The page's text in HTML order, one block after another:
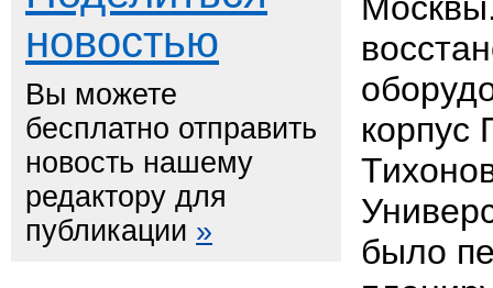
новостью
Вы можете
бесплатно отправить
новость нашему
редактору для
публикации »
корпус
было